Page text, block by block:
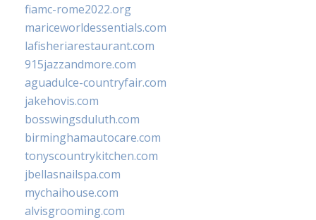
fiamc-rome2022.org
mariceworldessentials.com
lafisheriarestaurant.com
915jazzandmore.com
aguadulce-countryfair.com
jakehovis.com
bosswingsduluth.com
birminghamautocare.com
tonyscountrykitchen.com
jbellasnailspa.com
mychaihouse.com
alvisgrooming.com